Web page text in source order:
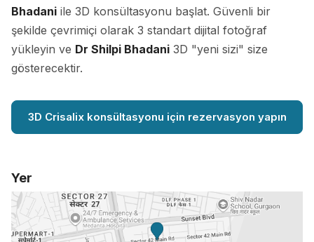
Bhadani ile 3D konsültasyonu başlat. Güvenli bir
şekilde çevrimiçi olarak 3 standart dijital fotoğraf
yükleyin ve Dr Shilpi Bhadani 3D "yeni sizi" size
gösterecektir.
3D Crisalix konsültasyonu için rezervasyon yapın
Yer